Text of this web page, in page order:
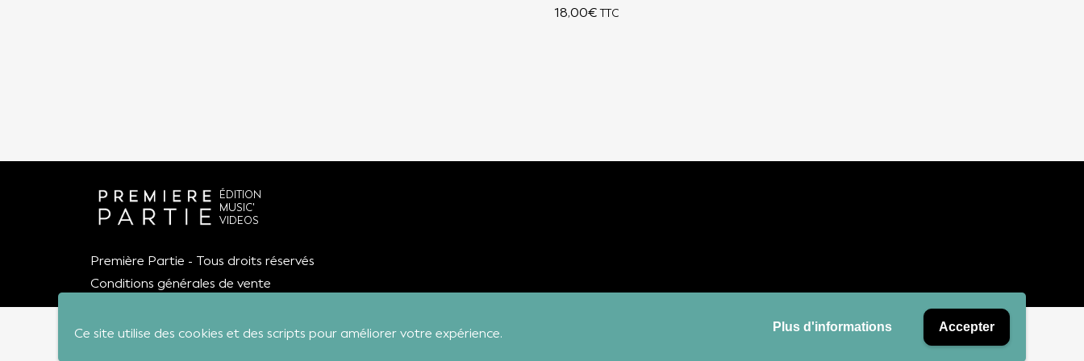
Ce site utilise des cookies et des scripts pour améliorer votre expérience. Plus d'informations Accepter
18,00€ TTC
ÉDITION
MUSIC'
VIDEOS
Première Partie - Tous droits réservés
Conditions générales de vente
Bienvenue sur notre boutique !